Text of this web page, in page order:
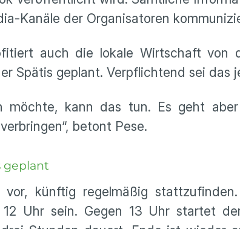
Kanäle der Organisatoren
auch die lokale Wirtschaft von
Spätis geplant. Verpflichtend sei das
möchte, kann das tun. Es geht
betont Pese.
geplant
vor, künftig regelmäßig
Uhr sein. Gegen 13 Uhr startet